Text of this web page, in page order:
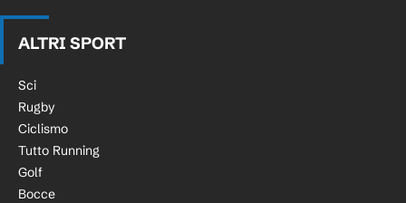
ALTRI SPORT
Sci
Rugby
Ciclismo
Tutto Running
Golf
Bocce